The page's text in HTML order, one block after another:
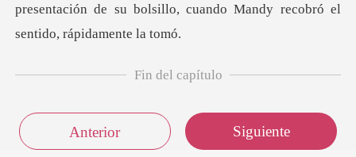
presentación de su bolsillo, cuando Man
Fin del capítulo
Anterior Siguiente